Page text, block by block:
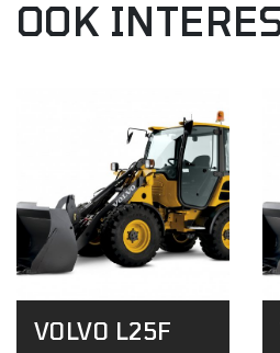
OOK
VOLVO L25F